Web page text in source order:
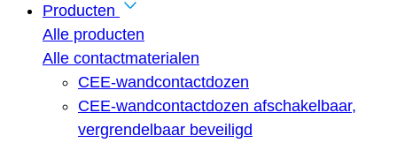
Producten
Alle producten
Alle contactmaterialen
CEE-wandcontactdozen
CEE-wandcontactdozen afschakelbaar,
vergrendelbaar beveiligd